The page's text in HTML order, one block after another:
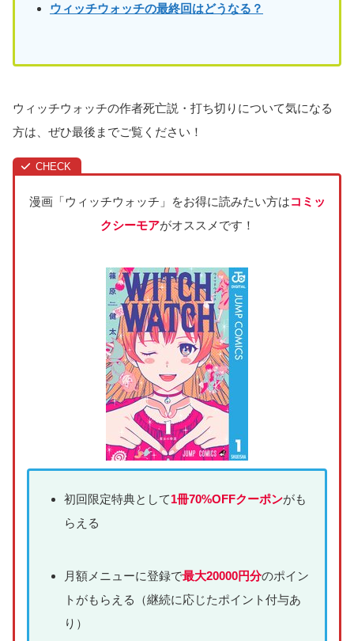
ウィッチウォッチの最終回はどうなる？
ウィッチウォッチの作者死亡説・打ち切りについて気になる
方は、ぜひ最後までご覧ください！
漫画「ウィッチウォッチ」をお得に読みたい方はコミッ
クシーモアがオススメです！
初回限定特典として1冊70%OFFクーポンがも
らえる
月額メニューに登録で最大20000円分のポイン
トがもらえる（継続に応じたポイント付与あ
り）